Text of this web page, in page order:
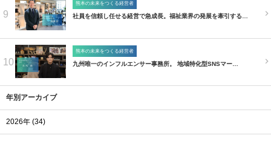
9
熊本の未来をつくる経営者
社員を信頼し任せる経営で急成長。福祉業界の発展を牽引する…
10
熊本の未来をつくる経営者
九州唯一のインフルエンサー事務所。 地域特化型SNSマー…
年別アーカイブ
2026年 (34)